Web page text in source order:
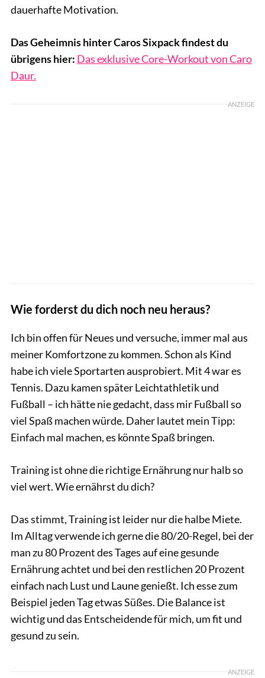
dauerhafte Motivation.
Das Geheimnis hinter Caros Sixpack findest du
übrigens hier: Das exklusive Core-Workout von Caro
Daur.
ANZEIGE
Wie forderst du dich noch neu heraus?
Ich bin offen für Neues und versuche, immer mal aus
meiner Komfortzone zu kommen. Schon als Kind
habe ich viele Sportarten ausprobiert. Mit 4 war es
Tennis. Dazu kamen später Leichtathletik und
Fußball – ich hätte nie gedacht, dass mir Fußball so
viel Spaß machen würde. Daher lautet mein Tipp:
Einfach mal machen, es könnte Spaß bringen.
Training ist ohne die richtige Ernährung nur halb so
viel wert. Wie ernährst du dich?
Das stimmt, Training ist leider nur die halbe Miete.
Im Alltag verwende ich gerne die 80/20-Regel, bei der
man zu 80 Prozent des Tages auf eine gesunde
Ernährung achtet und bei den restlichen 20 Prozent
einfach nach Lust und Laune genießt. Ich esse zum
Beispiel jeden Tag etwas Süßes. Die Balance ist
wichtig und das Entscheidende für mich, um fit und
gesund zu sein.
ANZEIGE